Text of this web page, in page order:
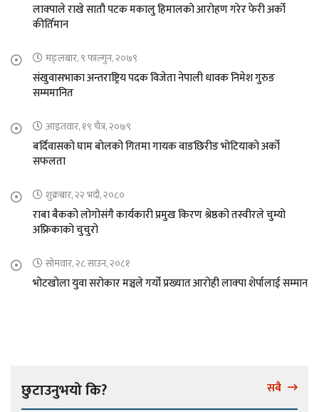
लाक्पाले राखे सातौ पटक मकालु हिमालको आरोहण गरेर फेरी अर्को
कीर्तिमान
मङ्लबार, ९ फाल्गुन, २०७९
संखुवासभाका अन्तराष्ट्रिय पदक विजेता नेपाली धावक निमेश गुरुङ
सम्ममानित
आइतवार, १९ चैत्र, २०७९
बर्दिवासको घाम बोलको गितमा गायक वाङछिरीङ भोटियाको अर्को
सफलता
शुक्रबार, २२ भदौ, २०८०
राबा बैकको लोगोसंगै कार्यकारी प्रमुख किरण श्रेष्ठको तस्वीरले चुम्यो
अफ्रिकाको चुचुरो
सोमवार, २८ साउन, २०८१
भोटखोला युवा सरोकार मञ्चले गर्यो प्रख्यात आरोही लाक्पा शेर्पालाई सम्मान
छुटाउनुभयो कि? सबै